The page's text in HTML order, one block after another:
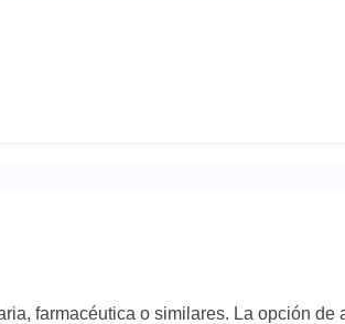
farmacéutica o similares. La opción